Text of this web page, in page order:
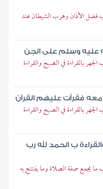
الأذان وهرب الشيطان عند
عليه وسلم على الجن
بالقراءة في الصبح والقراءة
فقرأت عليهم القرآن
بالقراءة في الصبح والقراءة
ب الحمد لله رب
يجمع صفة الصلاة وما يفتتح به